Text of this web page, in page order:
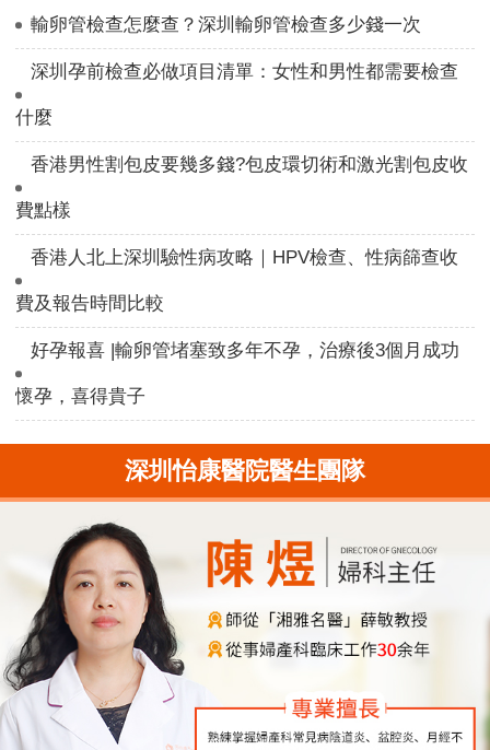
輸卵管檢查怎麼查？深圳輸卵管檢查多少錢一次
深圳孕前檢查必做項目清單：女性和男性都需要檢查
什麼
香港男性割包皮要幾多錢?包皮環切術和激光割包皮收
費點樣
香港人北上深圳驗性病攻略｜HPV檢查、性病篩查收
費及報告時間比較
好孕報喜 |輸卵管堵塞致多年不孕，治療後3個月成功
懷孕，喜得貴子
深圳怡康醫院醫生團隊